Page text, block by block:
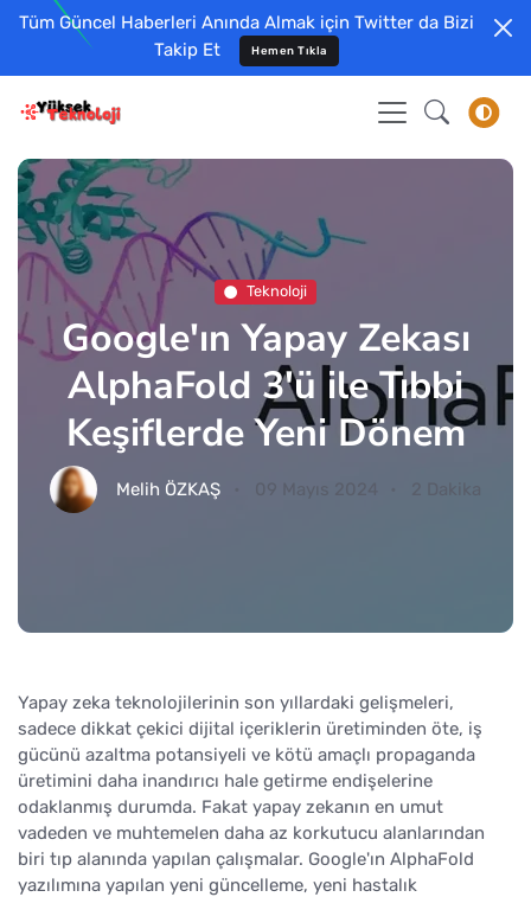
Tüm Güncel Haberleri Anında Almak için Twitter da Bizi
Takip Et
Hemen Tıkla
Teknoloji
Google'ın Yapay Zekası
AlphaFold 3'ü ile Tıbbi
Keşiflerde Yeni Dönem
Melih ÖZKAŞ 09 Mayıs 2024
Yapay zeka teknolojilerinin son yıllardaki gelişmeleri,
sadece dikkat çekici dijital içeriklerin üretiminden öte, iş
gücünü azaltma potansiyeli ve kötü amaçlı propaganda
üretimini daha inandırıcı hale getirme endişelerine
odaklanmış durumda. Fakat yapay zekanın en umut
vadeden ve muhtemelen daha az korkutucu alanlarından
biri tıp alanında yapılan çalışmalar. Google'ın AlphaFold
yazılımına yapılan yeni güncelleme, yeni hastalık